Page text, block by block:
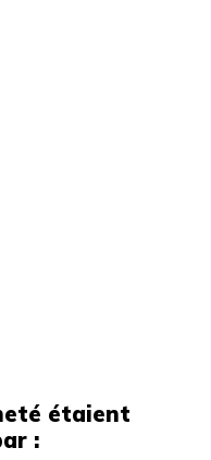
étaient
: